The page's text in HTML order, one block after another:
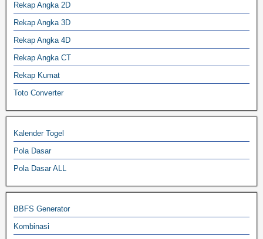
Rekap Angka 2D
Rekap Angka 3D
Rekap Angka 4D
Rekap Angka CT
Rekap Kumat
Toto Converter
Kalender Togel
Pola Dasar
Pola Dasar ALL
BBFS Generator
Kombinasi